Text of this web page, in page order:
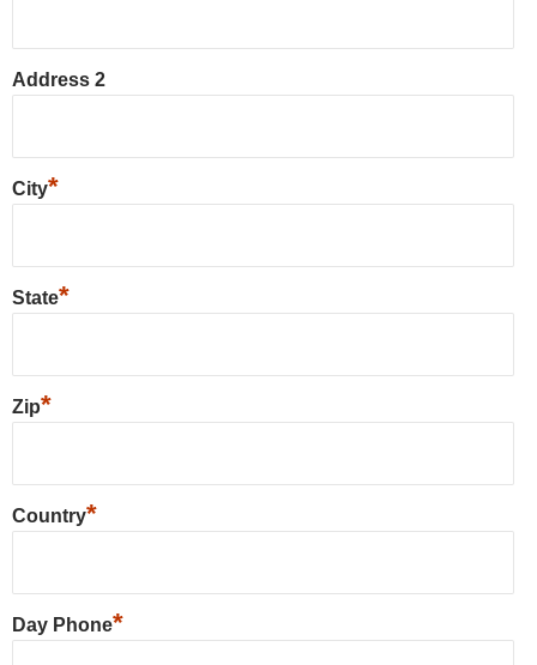
Address 2
City*
State*
Zip*
Country*
Day Phone*